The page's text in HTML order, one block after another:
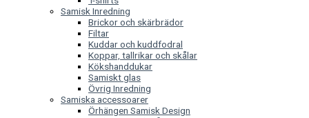
Samisk Inredning
Brickor och skärbrädor
Filtar
Kuddar och kuddfodral
Koppar, tallrikar och skålar
Kökshanddukar
Samiskt glas
Övrig Inredning
Samiska accessoarer
Örhängen Samisk Design